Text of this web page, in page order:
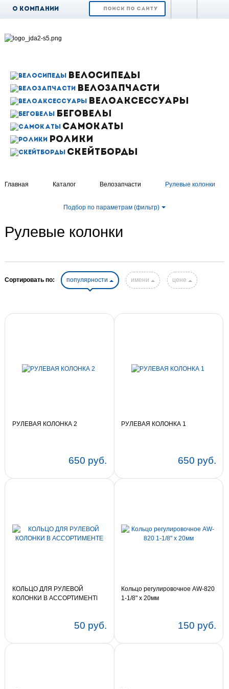
О компании
оплата
Гарантия
Контакты
Новости
ВЕЛОСИПЕДЫ
ВЕЛОЗАПЧАСТИ
ВЕЛОАКСЕССУАРЫ
БЕГОВЕЛЫ
САМОКАТЫ
РОЛИКИ
СКЕЙТБОРДЫ
Главная Каталог Велозапчасти Рулевые колонки
Подбор по параметрам (фильтр)
Рулевые колонки
Сортировать по: популярности имени цене
РУЛЕВАЯ КОЛОНКА 2
650 руб.
РУЛЕВАЯ КОЛОНКА 1
650 руб.
КОЛЬЦО ДЛЯ РУЛЕВОЙ
КОЛОНКИ В АССОРТИМЕНТЕ
50 руб.
Кольцо регулировочное AW-820
1-1/8" х 20мм
150 руб.